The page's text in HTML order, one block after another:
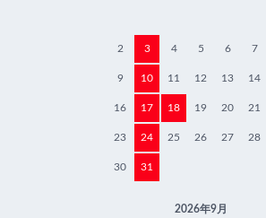
2 3 4 5 6 7
9 10 11 12 13 14
16 17 18 19 20 21
23 24 25 26 27 28
30 31
2026年9月